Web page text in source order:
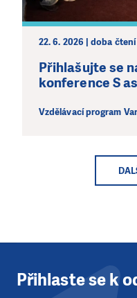
22. 6. 2026 | doba
Přihlašujte se
konference S
Vzdělávací program
Přihlaste se k